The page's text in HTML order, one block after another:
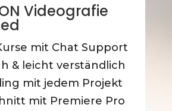
Videografie
mit Chat Support
& leicht verständlich
mit jedem Projekt
mit Premiere Pro